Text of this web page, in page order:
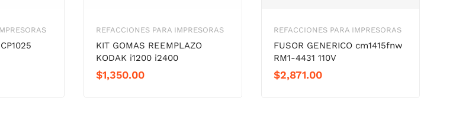
REFACCIONES PARA IMPRESORAS
KIT GOMAS REEMPLAZO
KODAK i1200 i2400
$1,350.00
REFACCIONES PARA IMPRESORAS
FUSOR GENERICO cm1415fnw
RM1-4431 110V
$2,871.00